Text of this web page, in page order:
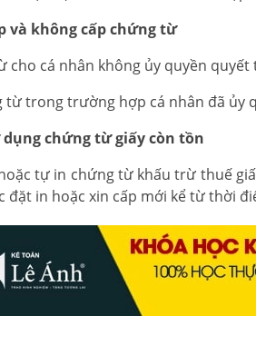
và không cấp chứng từ
cho cá nhân không ủy quyền
từ trong trường hợp cá nhân đã ủy
dụng chứng từ giấy còn tồn
tự in chứng từ khấu trừ thuế
đặt in hoặc xin cấp mới kể từ thời